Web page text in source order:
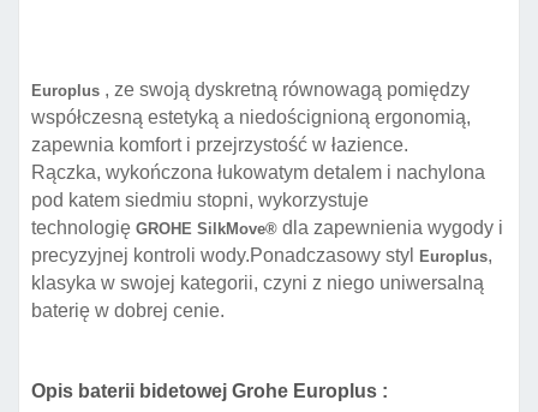
Europlus , ze swoją dyskretną równowagą pomiędzy
współczesną estetyką a niedoścignioną ergonomią,
zapewnia komfort i przejrzystość w łazience.
Rączka, wykończona łukowatym detalem i nachylona
pod katem siedmiu stopni, wykorzystuje
technologię GROHE SilkMove® dla zapewnienia wygody i
precyzyjnej kontroli wody.Ponadczasowy styl Europlus,
klasyka w swojej kategorii, czyni z niego uniwersalną
baterię w dobrej cenie.
Opis baterii bidetowej Grohe Europlus :